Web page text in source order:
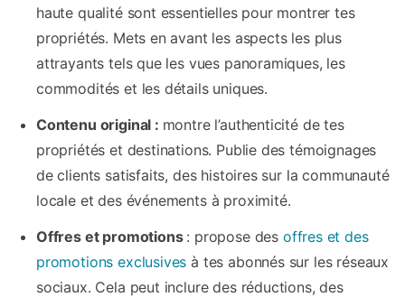
haute qualité sont essentielles pour montrer tes
propriétés. Mets en avant les aspects les plus
attrayants tels que les vues panoramiques, les
commodités et les détails uniques.
Contenu original : montre l’authenticité de tes
propriétés et destinations. Publie des témoignages
de clients satisfaits, des histoires sur la communauté
locale et des événements à proximité.
Offres et promotions : propose des offres et des
promotions exclusives à tes abonnés sur les réseaux
sociaux. Cela peut inclure des réductions, des